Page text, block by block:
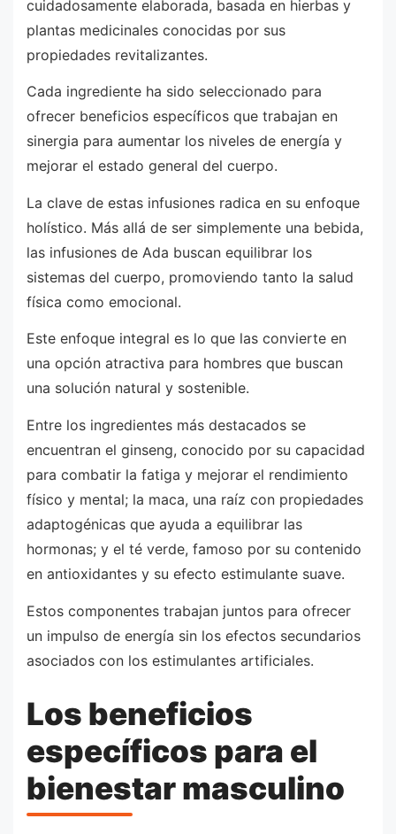
cuidadosamente elaborada, basada en hierbas y
plantas medicinales conocidas por sus
propiedades revitalizantes.
Cada ingrediente ha sido seleccionado para
ofrecer beneficios específicos que trabajan en
sinergia para aumentar los niveles de energía y
mejorar el estado general del cuerpo.
La clave de estas infusiones radica en su enfoque
holístico. Más allá de ser simplemente una bebida,
las infusiones de Ada buscan equilibrar los
sistemas del cuerpo, promoviendo tanto la salud
física como emocional.
Este enfoque integral es lo que las convierte en
una opción atractiva para hombres que buscan
una solución natural y sostenible.
Entre los ingredientes más destacados se
encuentran el ginseng, conocido por su capacidad
para combatir la fatiga y mejorar el rendimiento
físico y mental; la maca, una raíz con propiedades
adaptogénicas que ayuda a equilibrar las
hormonas; y el té verde, famoso por su contenido
en antioxidantes y su efecto estimulante suave.
Estos componentes trabajan juntos para ofrecer
un impulso de energía sin los efectos secundarios
asociados con los estimulantes artificiales.
Los beneficios
específicos para el
bienestar masculino